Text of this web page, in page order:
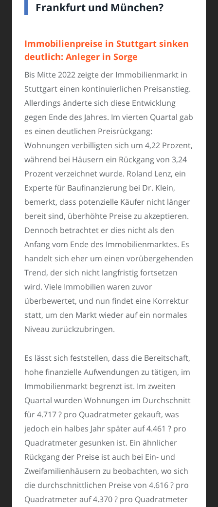
Frankfurt und München?
Immobilienpreise in Stuttgart sinken
deutlich: Anleger in Sorge
Bis Mitte 2022 zeigte der Immobilienmarkt in
Stuttgart einen kontinuierlichen Preisanstieg.
Allerdings änderte sich diese Entwicklung
gegen Ende des Jahres. Im vierten Quartal gab
es einen deutlichen Preisrückgang:
Wohnungen verbilligten sich um 4,22 Prozent,
während bei Häusern ein Rückgang von 3,24
Prozent verzeichnet wurde. Roland Lenz, ein
Experte für Baufinanzierung bei Dr. Klein,
bemerkt, dass potenzielle Käufer nicht länger
bereit sind, überhöhte Preise zu akzeptieren.
Dennoch betrachtet er dies nicht als den
Anfang vom Ende des Immobilienmarktes. Es
handelt sich eher um einen vorübergehenden
Trend, der sich nicht langfristig fortsetzen
wird. Viele Immobilien waren zuvor
überbewertet, und nun findet eine Korrektur
statt, um den Markt wieder auf ein normales
Niveau zurückzubringen.
Es lässt sich feststellen, dass die Bereitschaft,
hohe finanzielle Aufwendungen zu tätigen, im
Immobilienmarkt begrenzt ist. Im zweiten
Quartal wurden Wohnungen im Durchschnitt
für 4.717 ? pro Quadratmeter gekauft, was
jedoch ein halbes Jahr später auf 4.461 ? pro
Quadratmeter gesunken ist. Ein ähnlicher
Rückgang der Preise ist auch bei Ein- und
Zweifamilienhäusern zu beobachten, wo sich
die durchschnittlichen Preise von 4.616 ? pro
Quadratmeter auf 4.370 ? pro Quadratmeter